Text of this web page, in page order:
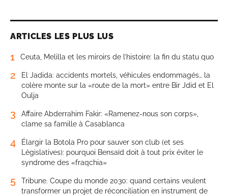
ARTICLES LES PLUS LUS
1 Ceuta, Melilla et les miroirs de l’histoire: la fin du statu quo
2
El Jadida: accidents mortels, véhicules endommagés… la
colère monte sur la «route de la mort» entre Bir Jdid et El
Oulja
3
Affaire Abderrahim Fakir: «Ramenez-nous son corps»,
clame sa famille à Casablanca
4
Élargir la Botola Pro pour sauver son club (et ses
Législatives): pourquoi Bensaïd doit à tout prix éviter le
syndrome des «fraqchia»
5
Tribune. Coupe du monde 2030: quand certains veulent
transformer un projet de réconciliation en instrument de